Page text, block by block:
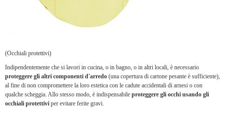
(Occhiali protettivi)
Indipendentemente che si lavori in cucina, o in bagno, o in altri locali, è necessario
proteggere gli altri componenti d'arredo (una copertura di cartone pesante è sufficiente),
al fine di non compromettere la loro estetica con le cadute accidentali di arnesi o con
qualche scheggia. Allo stesso modo, è indispensabile proteggere gli occhi usando gli
occhiali protettivi per evitare ferite gravi.